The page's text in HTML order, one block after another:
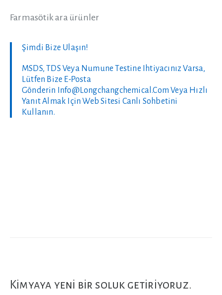
Farmasötik ara ürünler
Şimdi Bize Ulaşın!
MSDS, TDS Veya Numune Testine Ihtiyacınız Varsa,
Lütfen Bize E-Posta
Gönderin
Info@longchangchemical.com Veya Hızlı
Yanıt Almak Için Web Sitesi Canlı Sohbetini
Kullanın.
Kimyaya yeni bir soluk getiriyoruz.